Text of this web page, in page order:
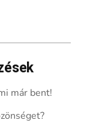
már bent!